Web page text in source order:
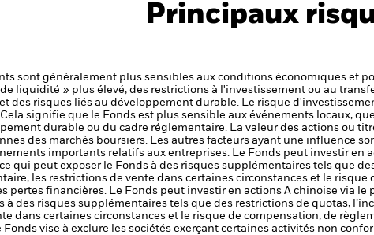
Principaux
sont généralement plus sensibles aux conditions économiques et
liquidité » plus élevé, des restrictions à l'investissement ou au
des risques liés au développement durable. Le risque
signifie que le Fonds est plus sensible aux événements locaux,
durable ou du cadre réglementaire. La valeur des actions ou
des marchés boursiers. Les autres facteurs ayant une influence
importants relatifs aux entreprises. Le Fonds peut investir en
qui peut exposer le Fonds à des risques supplémentaires tels que
les restrictions de vente dans certaines circonstances et le
pertes financières. Le Fonds peut investir en actions A chinoise via
à des risques supplémentaires tels que des restrictions de quotas,
dans certaines circonstances et le risque de compensation, de
Fonds vise à exclure les sociétés exerçant certaines activités non